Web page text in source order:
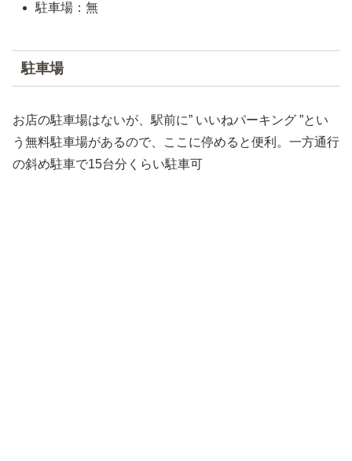
駐車場：無
駐車場
お店の駐車場はないが、駅前に” いいねパーキング ”とい
う無料駐車場があるので、ここに停めると便利。一方通行
の斜め駐車で15台分くらい駐車可